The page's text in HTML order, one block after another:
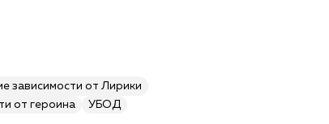
зависимости от Лирики
от героина
УБОД